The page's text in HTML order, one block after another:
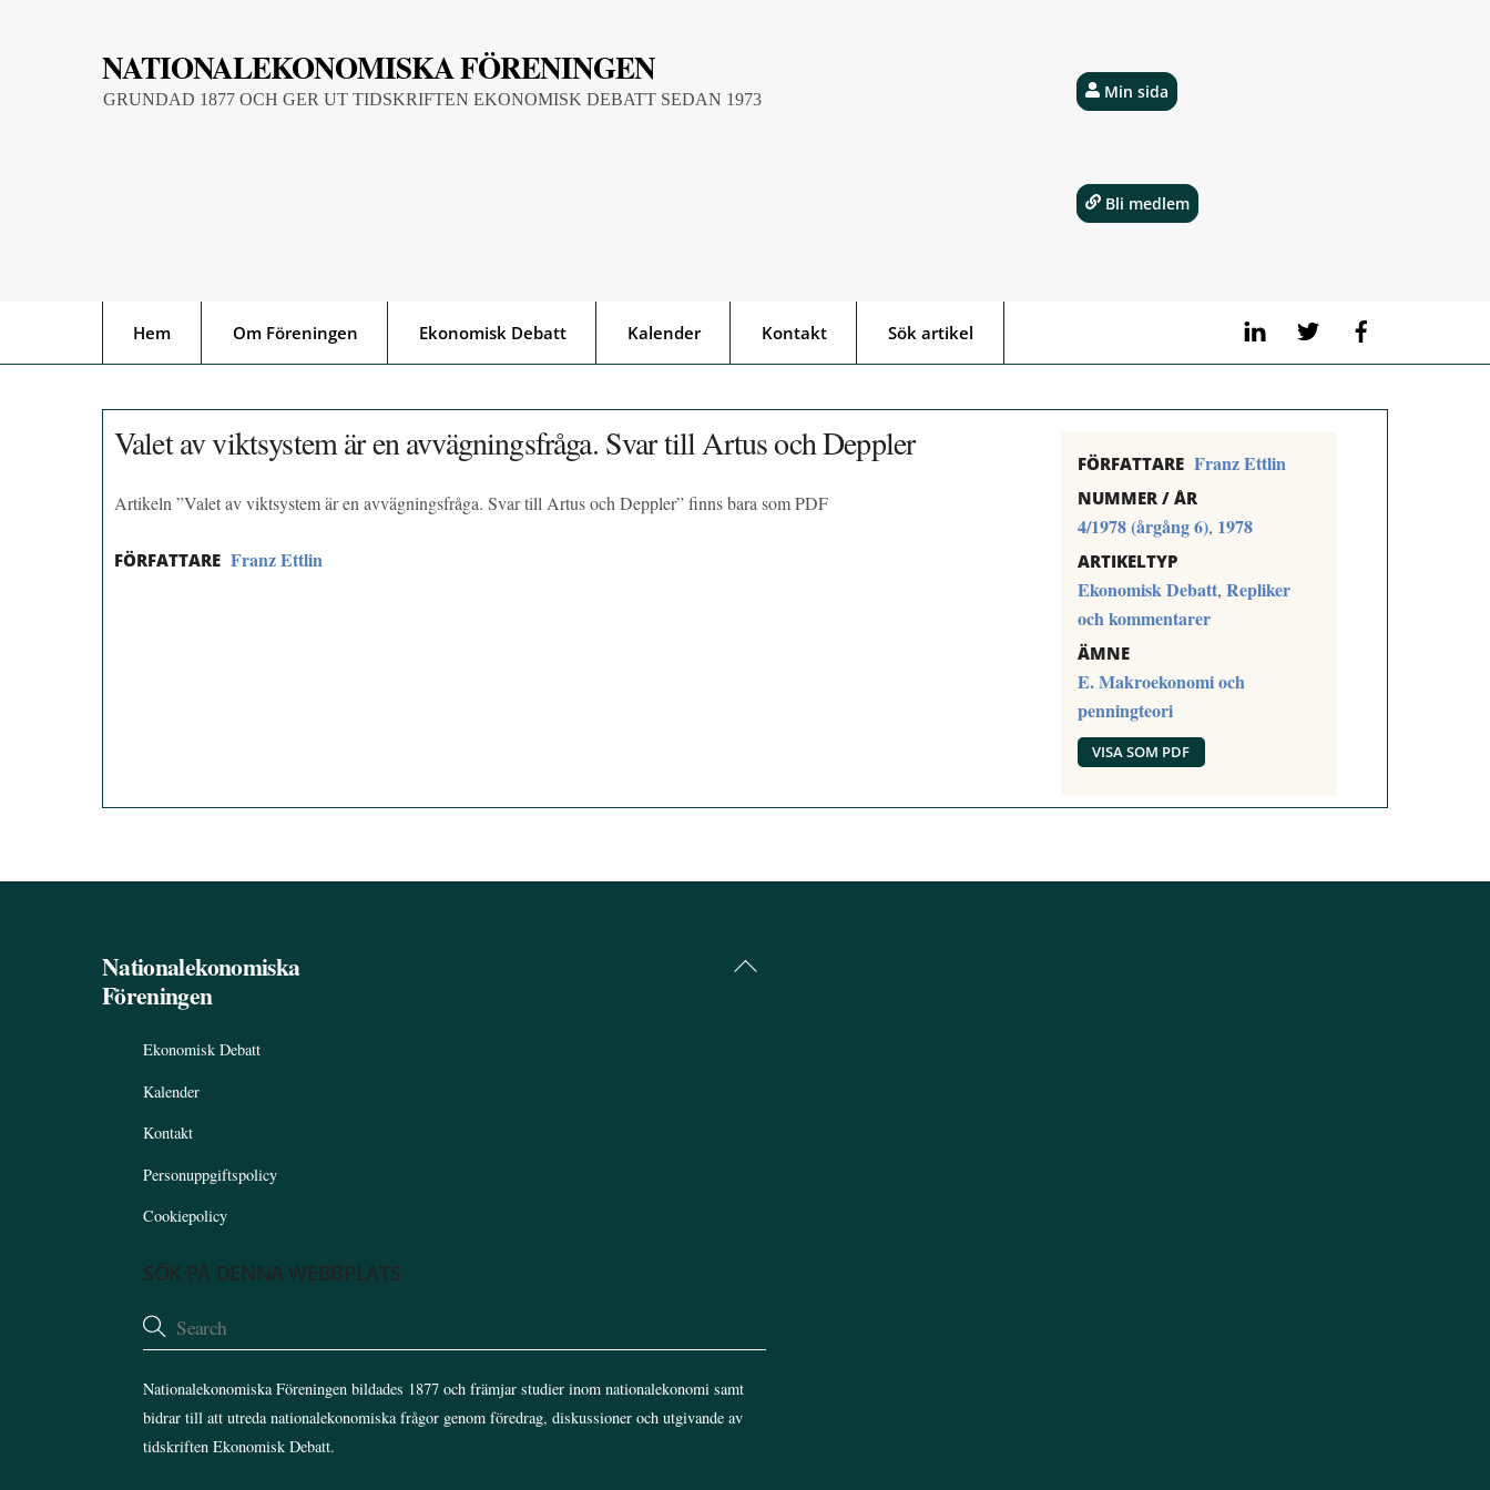
NATIONALEKONOMISKA FÖRENINGEN
GRUNDAD 1877 OCH GER UT TIDSKRIFTEN EKONOMISK DEBATT SEDAN 1973
LinkedIn Twitter
Hem Om Föreningen Ekonomisk Debatt Kalender Kontakt Sök artikel
Min sida
Bli medlem
Valet av viktsystem är en avvägningsfråga. Svar till Artus och Deppler
Artikeln ”Valet av viktsystem är en avvägningsfråga. Svar till Artus och Deppler” finns bara som PDF
FÖRFATTARE Franz Ettlin
FÖRFATTARE Franz Ettlin
NUMMER / ÅR
4/1978 (årgång 6), 1978
ARTIKELTYP
Ekonomisk Debatt, Repliker
och kommentarer
ÄMNE
E. Makroekonomi och
penningteori
VISA SOM PDF
Back
Nationalekonomiska
Föreningen
Ekonomisk Debatt
Kalender
Kontakt
Personuppgiftspolicy
Cookiepolicy
SÖK PÅ DENNA WEBBPLATS
Nationalekonomiska Föreningen bildades 1877 och främjar studier inom nationalekonomi samt
bidrar till att utreda nationalekonomiska frågor genom föredrag, diskussioner och utgivande av
tidskriften Ekonomisk Debatt.